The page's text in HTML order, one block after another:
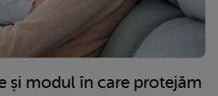
și modul în care protejăm